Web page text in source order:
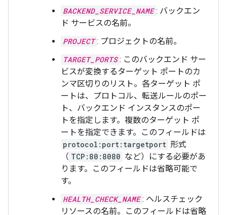
BACKEND_SERVICE_NAME : バックエン
ド サービスの名前。
PROJECT : プロジェクトの名前。
TARGET_PORTS : このバックエンド サー
ビスが変換するターゲット ポートのカ
ンマ区切りのリスト。各ターゲット ポ
ートは、プロトコル、転送ルールのポー
ト、バックエンド インスタンスのポー
トを指定します。複数のターゲット ポ
ートを指定できます。このフィールドは
protocol:port:targetport 形式
（ TCP:80:8080 など）にする必要があ
ります。このフィールドは省略可能で
す。
HEALTH_CHECK_NAME : ヘルスチェック
リソースの名前。このフィールドは省略